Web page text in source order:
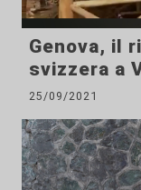
Genova, il
svizzera a
25/09/2021